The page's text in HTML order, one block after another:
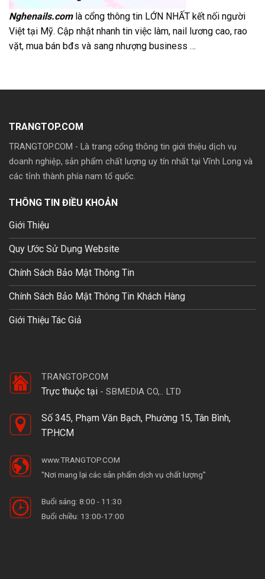
Nghenails.comlà cổng thông tin LỚN NHẤT kết nối người
Việt tại Mỹ. Cập nhật nhanh tin việc làm, nail lương cao, rao
vặt, mua bán bđs và sang nhượng business …
TRANGTOP.COM
TRANGTOP.COM - Là trang cổng thông tin giới thiệu dịch vụ
doanh nghiệp, sản phẩm chất lượng uy tín nhất tại Vĩnh Long và
các tỉnh thành phía nam tổ quốc.
THÔNG TIN ĐIỀU KHOẢN
Giới Thiệu
Quy Ước Sử Dụng Website
Chính Sách Bảo Mật Thông Tin
Chính Sách Bảo Mật Thông Tin Khách Hàng
Giới Thiệu Tác Giả
TRANGTOP.COM
Trực thuộc tại - SBMEDIA CO,.. LTD
Số 345, Phạm Văn Bạch, Phường 15, Tân Bình,
TP.HCM
www.TRANGTOP.COM
"Nơi mang lại các sản phẩm dịch vụ chất lượng"
Buổi sáng: 8:00 - 11:30
Buổi chiều: 13:00-17:00